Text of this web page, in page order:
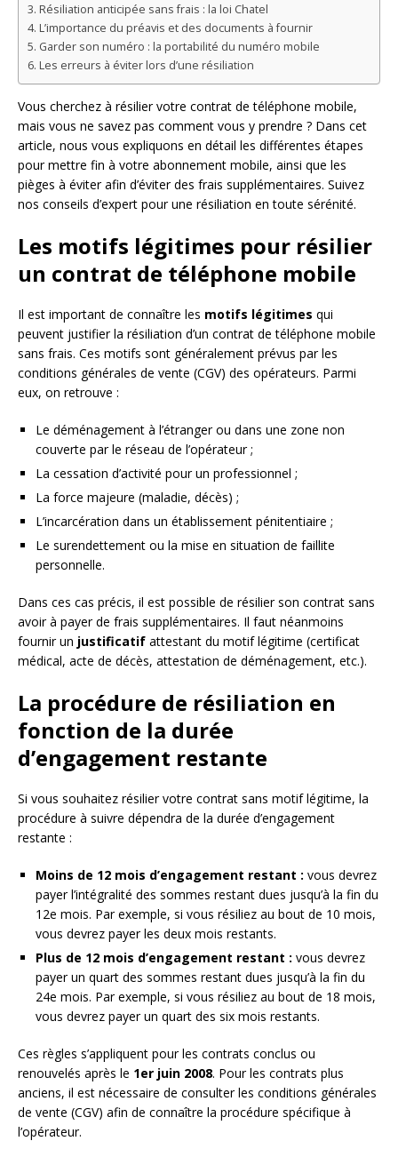
Résiliation anticipée sans frais : la loi Chatel
L’importance du préavis et des documents à fournir
Garder son numéro : la portabilité du numéro mobile
Les erreurs à éviter lors d’une résiliation
Vous cherchez à résilier votre contrat de téléphone mobile,
mais vous ne savez pas comment vous y prendre ? Dans cet
article, nous vous expliquons en détail les différentes étapes
pour mettre fin à votre abonnement mobile, ainsi que les
pièges à éviter afin d’éviter des frais supplémentaires. Suivez
nos conseils d’expert pour une résiliation en toute sérénité.
Les motifs légitimes pour résilier
un contrat de téléphone mobile
Il est important de connaître les motifs légitimes qui
peuvent justifier la résiliation d’un contrat de téléphone mobile
sans frais. Ces motifs sont généralement prévus par les
conditions générales de vente (CGV) des opérateurs. Parmi
eux, on retrouve :
Le déménagement à l’étranger ou dans une zone non
couverte par le réseau de l’opérateur ;
La cessation d’activité pour un professionnel ;
La force majeure (maladie, décès) ;
L’incarcération dans un établissement pénitentiaire ;
Le surendettement ou la mise en situation de faillite
personnelle.
Dans ces cas précis, il est possible de résilier son contrat sans
avoir à payer de frais supplémentaires. Il faut néanmoins
fournir un justificatif attestant du motif légitime (certificat
médical, acte de décès, attestation de déménagement, etc.).
La procédure de résiliation en
fonction de la durée
d’engagement restante
Si vous souhaitez résilier votre contrat sans motif légitime, la
procédure à suivre dépendra de la durée d’engagement
restante :
Moins de 12 mois d’engagement restant : vous devrez
payer l’intégralité des sommes restant dues jusqu’à la fin du
12e mois. Par exemple, si vous résiliez au bout de 10 mois,
vous devrez payer les deux mois restants.
Plus de 12 mois d’engagement restant : vous devrez
payer un quart des sommes restant dues jusqu’à la fin du
24e mois. Par exemple, si vous résiliez au bout de 18 mois,
vous devrez payer un quart des six mois restants.
Ces règles s’appliquent pour les contrats conclus ou
renouvelés après le 1er juin 2008. Pour les contrats plus
anciens, il est nécessaire de consulter les conditions générales
de vente (CGV) afin de connaître la procédure spécifique à
l’opérateur.